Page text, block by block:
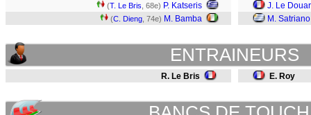
(T. Le Bris , 68e) P. Katseris
(C. Dieng , 74e) M. Bamba
J. Le
M. Satriano
ENTRAINEURS
R. Le Bris E. Roy